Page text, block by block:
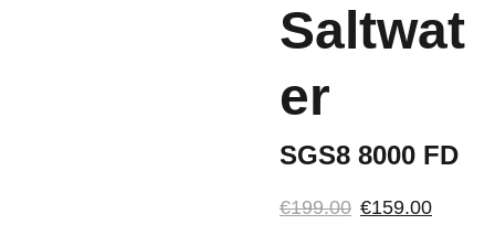
Saltwat
er
SGS8 8000 FD
€199.00 €159.00